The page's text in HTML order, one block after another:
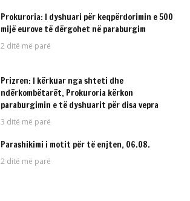
Prokuroria: I dyshuari për keqpërdorimin e 500
mijë eurove të dërgohet në paraburgim
2 ditë më parë
Prizren: I kërkuar nga shteti dhe
ndërkombëtarët, Prokuroria kërkon
paraburgimin e të dyshuarit për disa vepra
3 ditë më parë
Parashikimi i motit për të enjten, 06.08.
2 ditë më parë